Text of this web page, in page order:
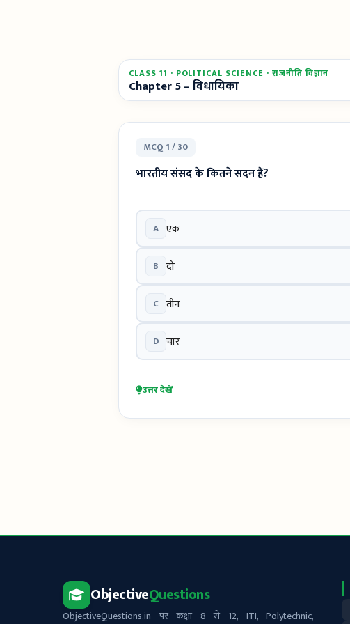
CLASS 11 · POLITICAL SCIENCE · राजनीति विज्ञान
Chapter 5 – विधायिका
MCQ 1 / 30
भारतीय संसद के कितने सदन हैं?
A एक
B दो
C तीन
D चार
उत्तर देखें
ObjectiveQuestions
ObjectiveQuestions.in पर कक्षा 8 से 12, ITI, Polytechnic,